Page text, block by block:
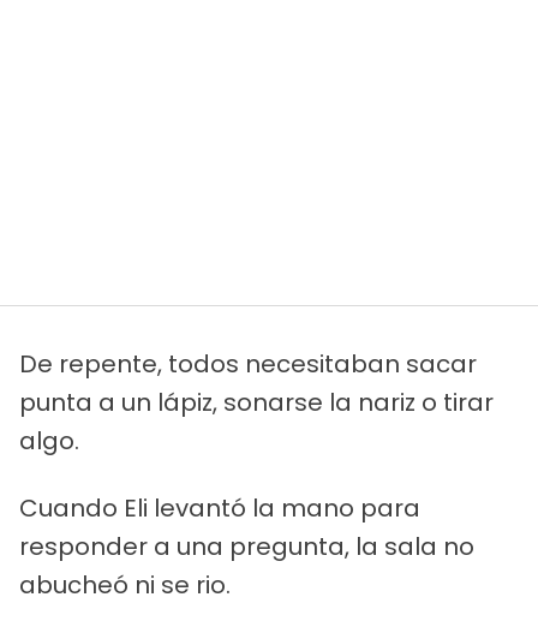
De repente, todos necesitaban sacar
punta a un lápiz, sonarse la nariz o tirar
algo.
Cuando Eli levantó la mano para
responder a una pregunta, la sala no
abucheó ni se rio.